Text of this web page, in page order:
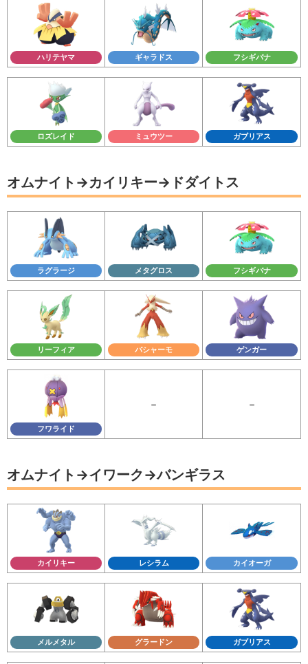
ハリテヤマ ギャラドス フシギバナ
ロズレイド ミュウツー ガブリアス
オムナイト→カイリキー→ドダイトス
ラグラージ メタグロス フシギバナ
リーフィア バシャーモ ゲンガー
フワライド
－ －
オムナイト→イワーク→バンギラス
カイリキー レシラム カイオーガ
メルメタル グラードン ガブリアス